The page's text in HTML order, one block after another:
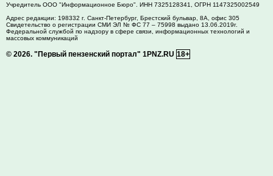
Учредитель ООО "Информационное Бюро". ИНН 7325128341, ОГРН 1147325002549
Адрес редакции: 198332 г. Санкт-Петербург, Брестский бульвар, 8А, офис 305
Свидетельство о регистрации СМИ ЭЛ № ФС 77 – 75998 выдано 13.06.2019г.
Федеральной службой по надзору в сфере связи, информационных технологий и
массовых коммуникаций
© 2026. "Первый пензенский портал" 1PNZ.RU 18+